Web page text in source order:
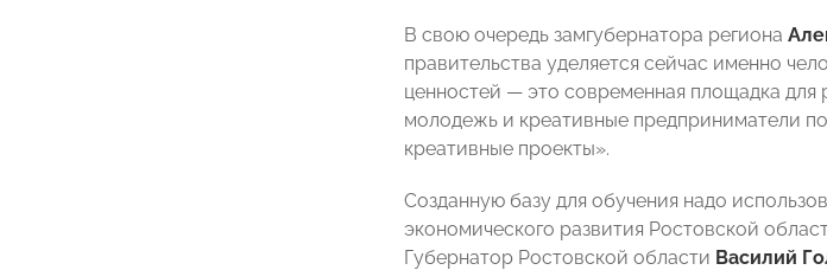
В свою очередь замгубернатора региона
правительства уделяется сейчас именно
ценностей — это современная площадка для
молодежь и креативные предприниматели
креативные проекты».
Созданную базу для обучения надо
экономического развития Ростовской
Губернатор Ростовской области Василий